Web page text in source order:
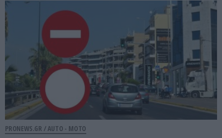
PRONEWS.GR /AUTO - MOTO